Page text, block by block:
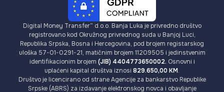
Digital Money Transfer“ d.o.o. Banja Luka je privredno društvo
registrovano kod Okružnog privrednog suda u Banjoj Luci,
Republika Srpska, Bosna i Hercegovina, pod brojem registarskog
uloška 57-01-0291-21, matičnim brojem 11209505 i jedinstvenim
identifikacionim brojem (JIB) 4404773650002. Osnovni i
uplaćeni kapital društva iznosi 829.650,00 KM.
Društvo je licencirano od strane Agencije za bankarstvo Republike
Srpske (ABRS) za izdavanje elektronskog novca i obavljanje